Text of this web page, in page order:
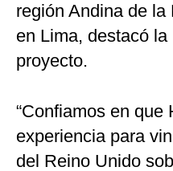
región Andina de
en Lima, destacó
proyecto.
“Confiamos en que
experiencia para
del Reino Unido